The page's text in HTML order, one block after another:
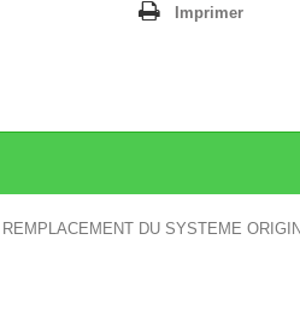
Imprimer
DU SYSTEME